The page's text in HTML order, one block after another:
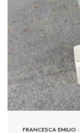
FRANCESCA EMILIO -